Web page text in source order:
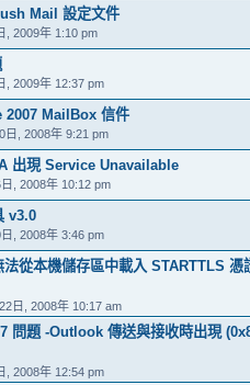
Mail 設定文件
, 2009年 1:10 pm
, 2009年 12:37 pm
2007 MailBox 信件
日, 2008年 9:21 pm
出現 Service Unavailable
, 2008年 10:12 pm
v3.0
, 2008年 3:46 pm
從本機儲存區中載入 STARTTLS 憑
日, 2008年 10:17 am
問題 -Outlook 傳送與接收時出現
, 2008年 12:54 pm